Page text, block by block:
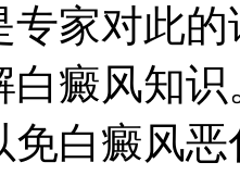
对此的
白癜风知
免白癜风